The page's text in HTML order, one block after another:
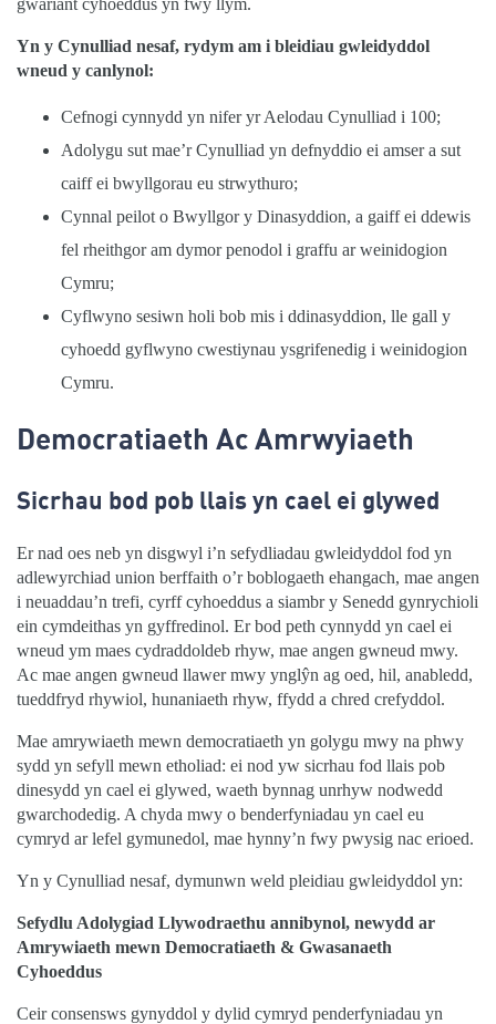
gwariant cyhoeddus yn fwy llym.
Yn y Cynulliad nesaf, rydym am i bleidiau gwleidyddol
wneud y canlynol:
Cefnogi cynnydd yn nifer yr Aelodau Cynulliad i 100;
Adolygu sut mae’r Cynulliad yn defnyddio ei amser a sut
caiff ei bwyllgorau eu strwythuro;
Cynnal peilot o Bwyllgor y Dinasyddion, a gaiff ei ddewis
fel rheithgor am dymor penodol i graffu ar weinidogion
Cymru;
Cyflwyno sesiwn holi bob mis i ddinasyddion, lle gall y
cyhoedd gyflwyno cwestiynau ysgrifenedig i weinidogion
Cymru.
Democratiaeth Ac Amrwyiaeth
Sicrhau bod pob llais yn cael ei glywed
Er nad oes neb yn disgwyl i’n sefydliadau gwleidyddol fod yn
adlewyrchiad union berffaith o’r boblogaeth ehangach, mae angen
i neuaddau’n trefi, cyrff cyhoeddus a siambr y Senedd gynrychioli
ein cymdeithas yn gyffredinol. Er bod peth cynnydd yn cael ei
wneud ym maes cydraddoldeb rhyw, mae angen gwneud mwy.
Ac mae angen gwneud llawer mwy ynglŷn ag oed, hil, anabledd,
tueddfryd rhywiol, hunaniaeth rhyw, ffydd a chred crefyddol.
Mae amrywiaeth mewn democratiaeth yn golygu mwy na phwy
sydd yn sefyll mewn etholiad: ei nod yw sicrhau fod llais pob
dinesydd yn cael ei glywed, waeth bynnag unrhyw nodwedd
gwarchodedig. A chyda mwy o benderfyniadau yn cael eu
cymryd ar lefel gymunedol, mae hynny’n fwy pwysig nac erioed.
Yn y Cynulliad nesaf, dymunwn weld pleidiau gwleidyddol yn:
Sefydlu Adolygiad Llywodraethu annibynol, newydd ar
Amrywiaeth mewn Democratiaeth & Gwasanaeth
Cyhoeddus
Ceir consensws gynyddol y dylid cymryd penderfyniadau yn